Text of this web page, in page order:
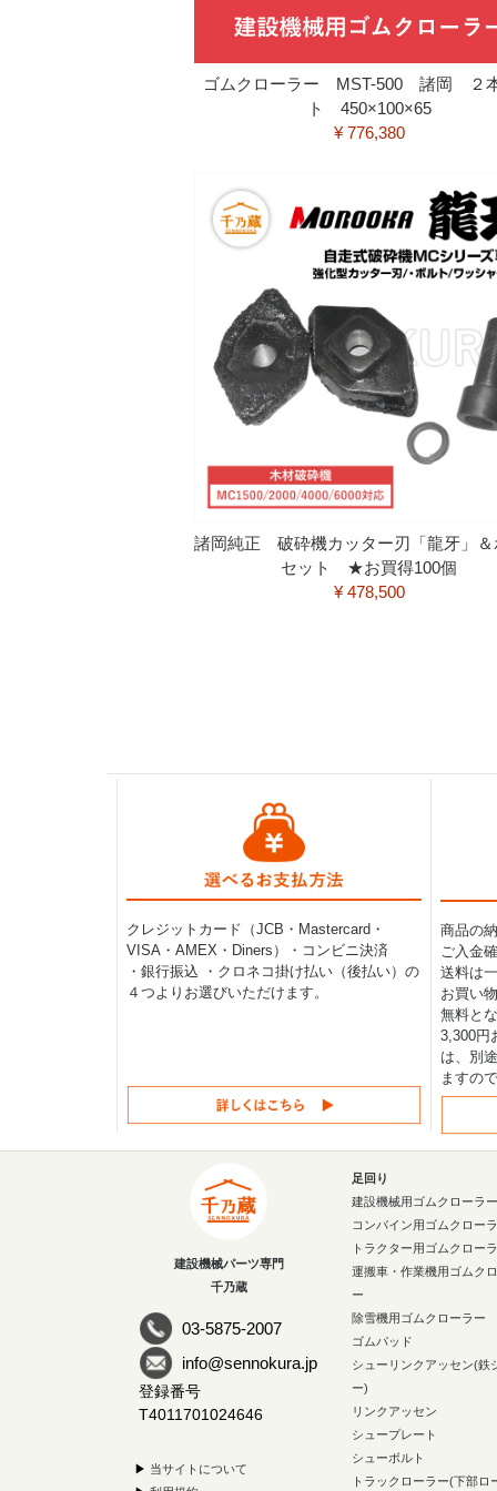
ゴムクローラー MST-500 諸岡 ２
ト 450×100×65
¥ 776,380
諸岡純正 破砕機カッター刃「龍牙」＆
セット ★お買得100個
¥ 478,500
クレジットカード（JCB・Mastercard・
VISA・AMEX・Diners）・コンビニ決済
・銀行振込 ・クロネコ掛け払い（後払い）の
４つよりお選びいただけます。
商品の
ご入金
送料は
お買い
無料と
3,300円
は、別
ますの
建設機械パーツ専門
千乃蔵
03-5875-2007
info@sennokura.jp
登録番号
T4011701024646
▶ 当サイトについて
足回り
建設機械用ゴムクローラ
コンバイン用ゴムクロー
トラクター用ゴムクロー
運搬車・作業機用ゴムク
ー
除雪機用ゴムクローラー
ゴムパッド
シューリンクアッセン(鉄
ー)
リンクアッセン
シュープレート
シューボルト
トラックローラー(下部ロ